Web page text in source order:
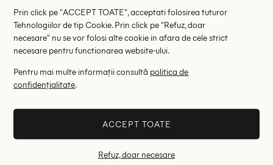
RRP: 399.00 lei
36 38 40
- 72%
Prin click pe "ACCEPT TOATE", acceptati folosirea tuturor
Tehnologiilor de tip Cookie. Prin click pe "Refuz, doar
necesare" nu se vor folosi alte cookie in afara de cele strict
necesare pentru functionarea website-ului.
Pentru mai multe informații consultă politica de
confidențialitate.
ACCEPT TOATE
Refuz, doar necesare